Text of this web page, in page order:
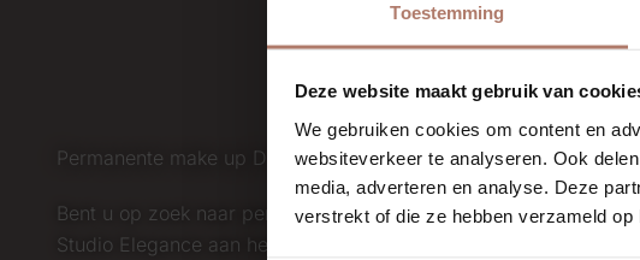
Toestemming
Deze website maakt gebruik van
We gebruiken cookies om content en
websiteverkeer te analyseren. Ook
media, adverteren en analyse. Deze
verstrekt of die ze hebben verzameld
Permanente make up Delft
Bent u op zoek naar permanente make-up in omgeving Delft?
Studio Elegance aan het juiste adres. Met mijn perfectionisme en